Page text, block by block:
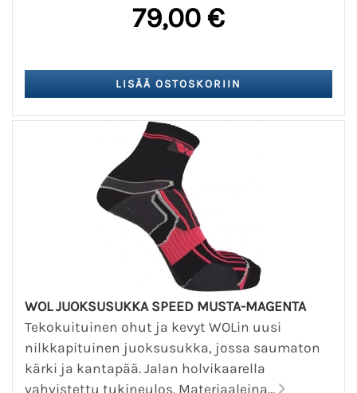
79,00 €
WOL JUOKSUSUKKA SPEED MUSTA-MAGENTA
Tekokuituinen ohut ja kevyt WOLin uusi
nilkkapituinen juoksusukka, jossa saumaton
kärki ja kantapää. Jalan holvikaarella
vahvistettu tukineulos. Materiaaleina...